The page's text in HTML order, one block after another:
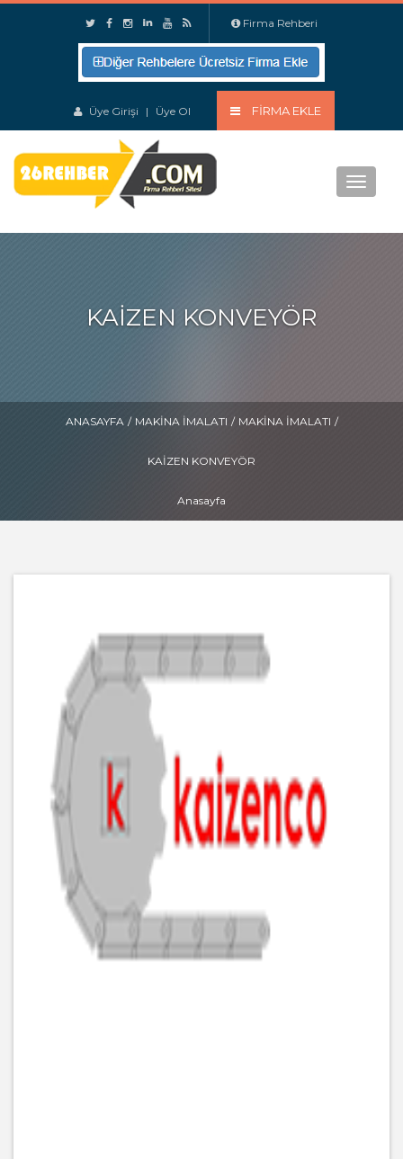
Firma Rehberi
Üye Girişi | Üye Ol FIRMA EKLE
Menu
KAIZEN KONVEYÖR
ANASAYFA / MAKINA İMALATI / MAKINA İMALATI /
KAIZEN KONVEYÖR
Anasayfa